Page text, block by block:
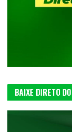
BAIXE DIRETO